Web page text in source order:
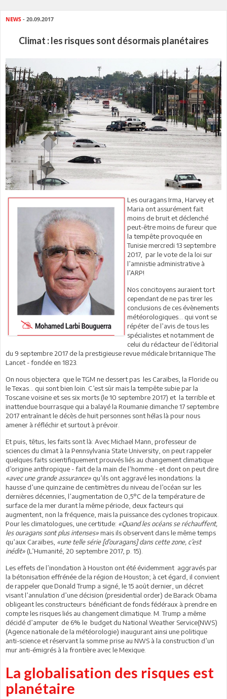
NEWS - 20.09.2017
Climat : les risques sont désormais planétaires
Les ouragans Irma, Harvey et
Maria ont assurément fait
moins de bruit et déclenché
peut-être moins de fureur que
la tempête provoquée en
Tunisie mercredi 13 septembre
2017, par le vote de la loi sur
l’amnistie administrative à
l’ARP!
Nos concitoyens auraient tort
cependant de ne pas tirer les
conclusions de ces évènements
météorologiques… qui vont se
répéter de l’avis de tous les
spécialistes et notamment de
celui du rédacteur de l’éditorial
du 9 septembre 2017 de la prestigieuse revue médicale britannique The
Lancet - fondée en 1823.
On nous objectera que le TGM ne dessert pas les Caraïbes, la Floride ou
le Texas… qui sont bien loin. C’est sûr mais la tempête subie par la
Toscane voisine et ses six morts (le 10 septembre 2017) et la terrible et
inattendue bourrasque qui a balayé la Roumanie dimanche 17 septembre
2017 entraînant le décès de huit personnes sont hélas là pour nous
amener à réfléchir et surtout à prévoir.
Et puis, têtus, les faits sont là: Avec Michael Mann, professeur de
sciences du climat à la Pennsylvania State University, on peut rappeler
quelques faits scientifiquement prouvés liés au changement climatique
d’origine anthropique - fait de la main de l’homme - et dont on peut dire
«avec une grande assurance» qu’ils ont aggravé les inondations: la
hausse d’une quinzaine de centimètres du niveau de l’océan sur les
dernières décennies, l’augmentation de 0,5°C de la température de
surface de la mer durant la même période, deux facteurs qui
augmentent, non la fréquence, mais la puissance des cyclones tropicaux.
Pour les climatologues, une certitude: «Quand les océans se réchauffent,
les ouragans sont plus intenses»mais ils observent dans le même temps
qu’aux Caraïbes, «une telle série [d’ouragans] dans cette zone, c’est
inédit» (L’Humanité, 20 septembre 2017, p. 15).
Les effets de l’inondation à Houston ont été évidemment aggravés par
la bétonisation effrénée de la région de Houston; à cet égard, il convient
de rappeler que Donald Trump a signé, le 15 août dernier, un décret
visant l’annulation d’une décision (presidential order) de Barack Obama
obligeant les constructeurs bénéficiant de fonds fédéraux à prendre en
compte les risques liés au changement climatique. M. Trump a même
décidé d’amputer de 6% le budget du National Weather Service(NWS)
(Agence nationale de la météorologie) inaugurant ainsi une politique
anti-science et réservant la somme prise au NWS à la construction d’un
mur anti-émigrés à la frontière avec le Mexique.
La globalisation des risques est
planétaire